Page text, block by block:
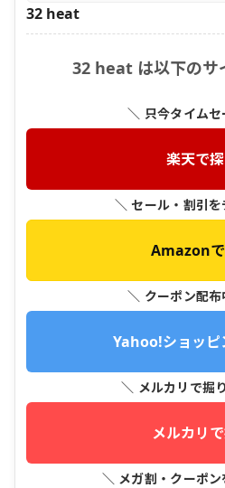
32 heat
32 heat は以下のサ
＼ 只今タイム
楽天で
＼ セール・割引
Amazon
＼ クーポン配
Yahoo!ショッピ
＼ メルカリで掘
メルカリ
＼ メガ割・クーポ